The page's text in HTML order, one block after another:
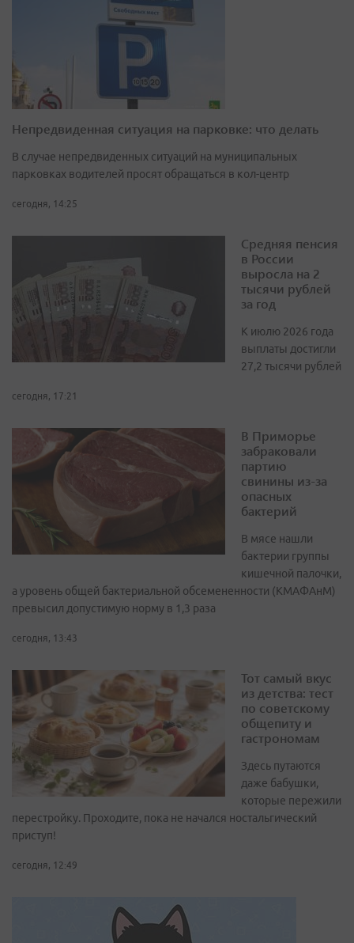
Непредвиденная ситуация на парковке: что делать
В случае непредвиденных ситуаций на муниципальных
парковках водителей просят обращаться в кол-центр
сегодня, 14:25
Средняя пенсия
в России
выросла на 2
тысячи рублей
за год
К июлю 2026 года
выплаты достигли
27,2 тысячи рублей
сегодня, 17:21
В Приморье
забраковали
партию
свинины из-за
опасных
бактерий
В мясе нашли
бактерии группы
кишечной палочки,
а уровень общей бактериальной обсемененности (КМАФАнМ)
превысил допустимую норму в 1,3 раза
сегодня, 13:43
Тот самый вкус
из детства: тест
по советскому
общепиту и
гастрономам
Здесь путаются
даже бабушки,
которые пережили
перестройку. Проходите, пока не начался ностальгический
приступ!
сегодня, 12:49